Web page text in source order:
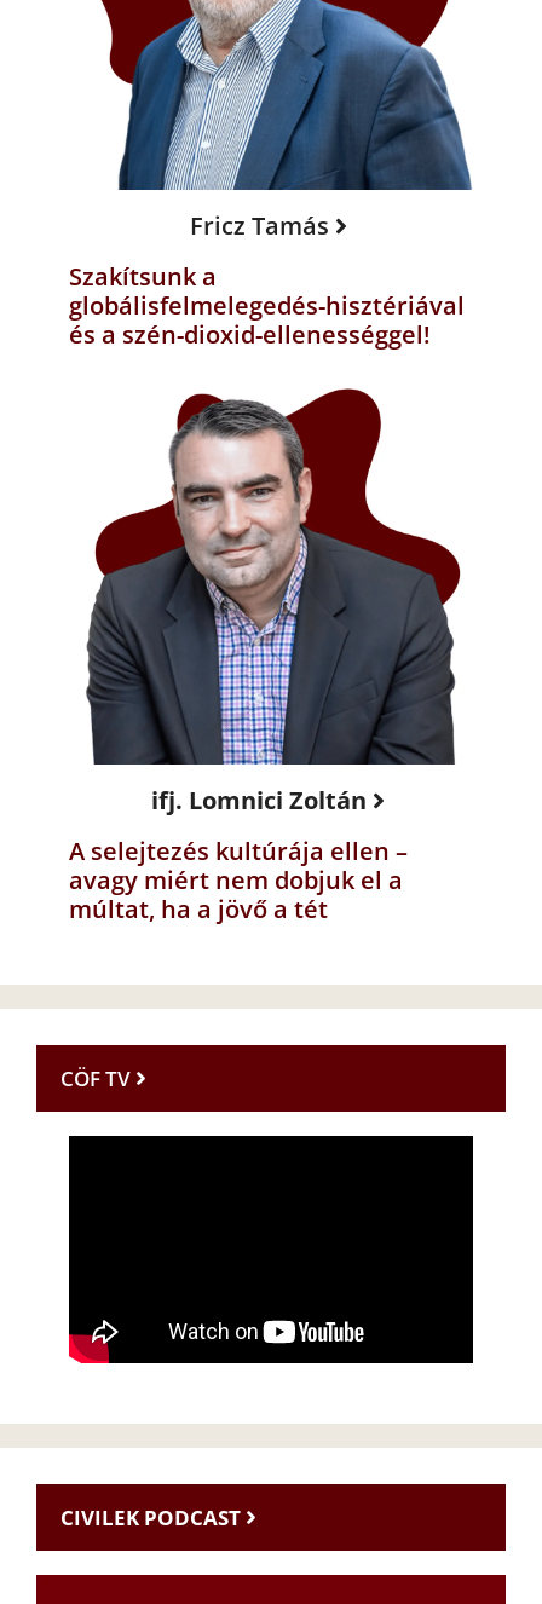
Fricz Tamás
Szakítsunk a
globálisfelmelegedés-hisztériával
és a szén-dioxid-ellenességgel!
ifj. Lomnici Zoltán
A selejtezés kultúrája ellen –
avagy miért nem dobjuk el a
múltat, ha a jövő a tét
CÖF TV
CIVILEK PODCAST